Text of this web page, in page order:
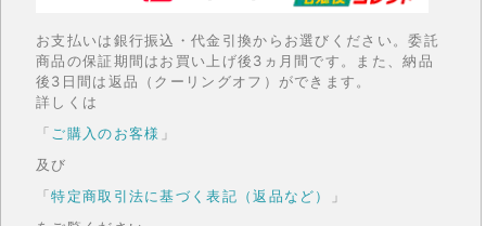
お支払いは銀行振込・代金引換からお選びください。委託
商品の保証期間はお買い上げ後3ヵ月間です。また、納品
後3日間は返品（クーリングオフ）ができます。
詳しくは
「ご購入のお客様 」
及び
「特定商取引法に基づく表記（返品など）
」